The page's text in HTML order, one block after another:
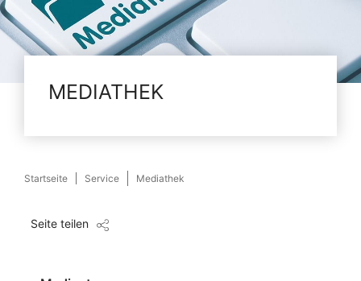
MEDIATHEK
Startseite Service Mediathek
Seite teilen